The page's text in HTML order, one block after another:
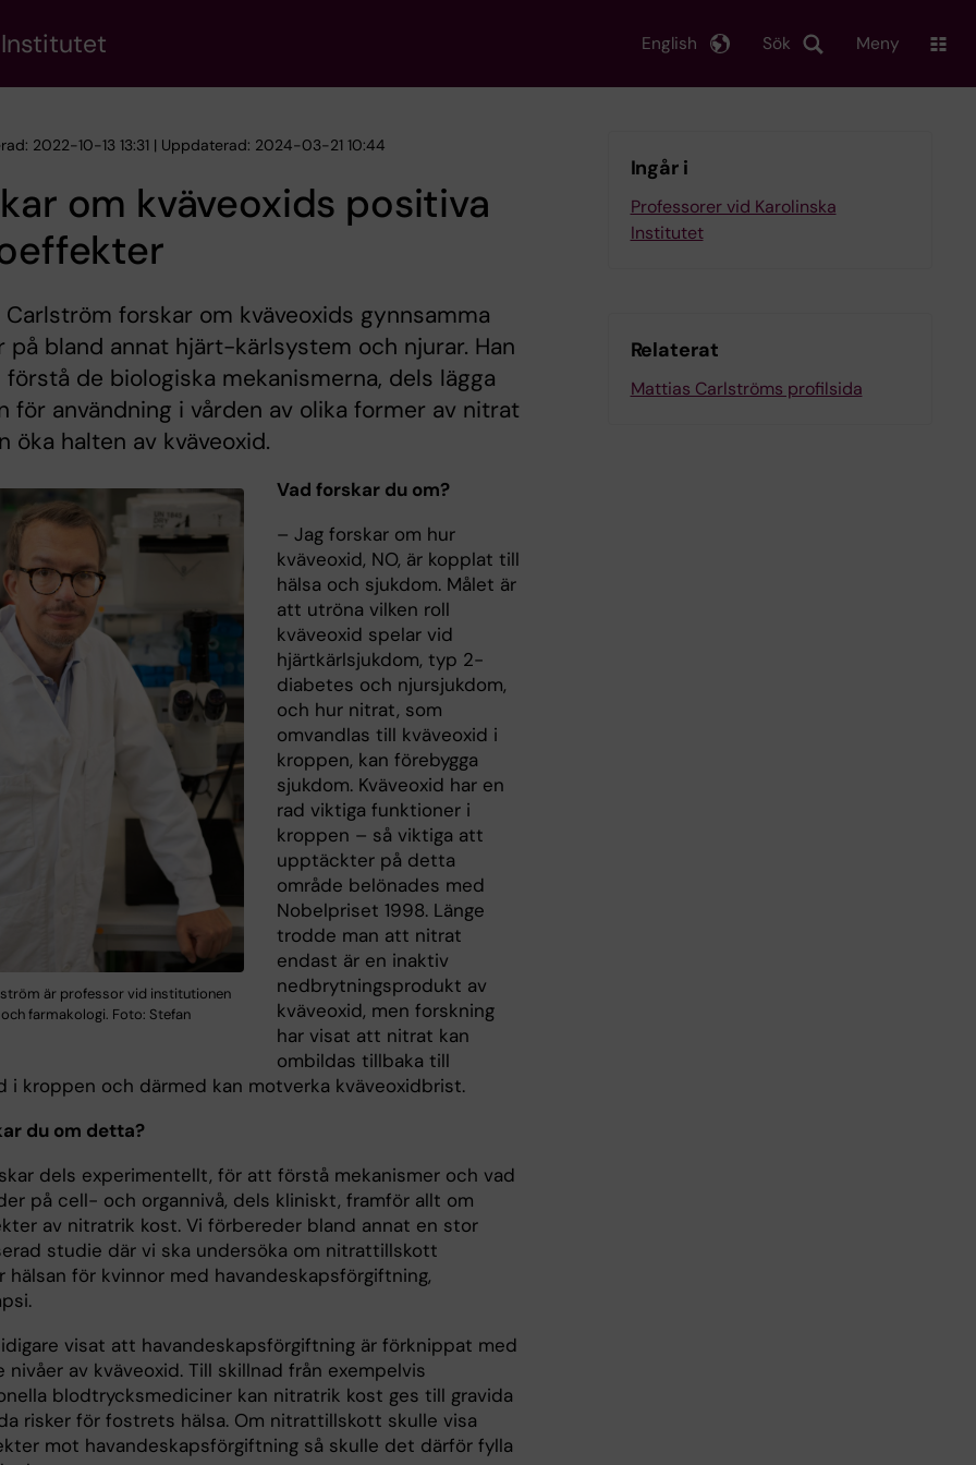
Sök
English Meny
2022-10-13 13:31 | Uppdaterad: 2024-03-21 10:44
om kväveoxids positiva
forskar om kväveoxids gynnsamma
på bland annat hjärt-kärlsystem och njurar. Han
de biologiska mekanismerna, dels lägga
för användning i vården av olika former av nitrat
öka halten av kväveoxid.
är professor vid institutionen
farmakologi. Foto: Stefan
Vad forskar du om?
– Jag forskar om hur
kväveoxid, NO, är kopplat till
hälsa och sjukdom. Målet är
att utröna vilken roll
kväveoxid spelar vid
hjärtkärlsjukdom, typ 2-
diabetes och njursjukdom,
och hur nitrat, som
omvandlas till kväveoxid i
kroppen, kan förebygga
sjukdom. Kväveoxid har en
rad viktiga funktioner i
kroppen – så viktiga att
upptäckter på detta
område belönades med
Nobelpriset 1998. Länge
trodde man att nitrat
endast är en inaktiv
nedbrytningsprodukt av
kväveoxid, men forskning
har visat att nitrat kan
ombildas tillbaka till
i kroppen och därmed kan motverka kväveoxidbrist.
du om detta?
dels experimentellt, för att förstå mekanismer och vad
på cell- och organnivå, dels kliniskt, framför allt om
av nitratrik kost. Vi förbereder bland annat en stor
studie där vi ska undersöka om nitrattillskott
hälsan för kvinnor med havandeskapsförgiftning,
visat att havandeskapsförgiftning är förknippat med
nivåer av kväveoxid. Till skillnad från exempelvis
blodtrycksmediciner kan nitratrik kost ges till gravida
risker för fostrets hälsa. Om nitrattillskott skulle visa
mot havandeskapsförgiftning så skulle det därför fylla
Ingår i
Professorer vid Karolinska
Institutet
Relaterat
Mattias Carlströms profilsida